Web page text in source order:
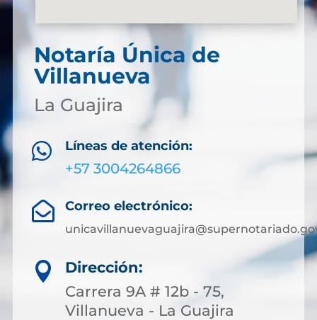
Notaría Única de
Villanueva
La Guajira
 Líneas de atención:
+57 3004264866
 Correo electrónico:

Dirección:
Carrera 9A # 12b - 75,
Villanueva - La Guajira